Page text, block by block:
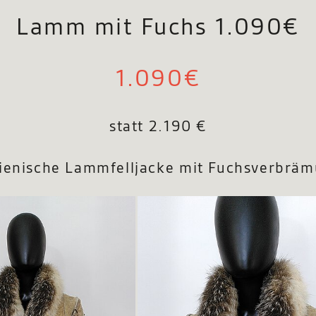
Lamm mit Fuchs 1.090€
1.090€
statt 2.190 €
Lammfelljacke mit